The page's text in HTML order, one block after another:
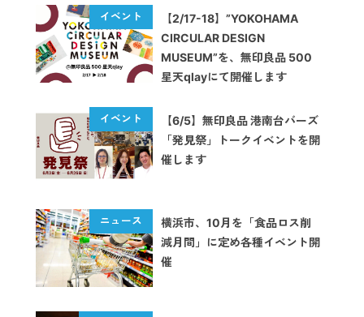
【2/17-18】”YOKOHAMA
CIRCULAR DESIGN
MUSEUM”を、無印良品 500
星天qlayにて開催します
【6/5】無印良品 港南台バーズ
「発見祭」トークイベントを開
催します
横浜市、10月を「食品ロス削
減月間」に定め各種イベント開
催